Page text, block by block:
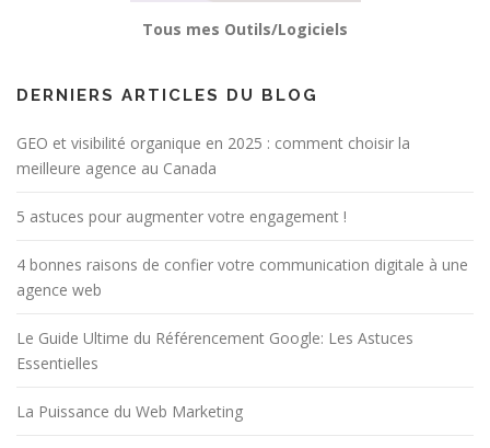
Tous mes Outils/Logiciels
DERNIERS ARTICLES DU BLOG
GEO et visibilité organique en 2025 : comment choisir la
meilleure agence au Canada
5 astuces pour augmenter votre engagement !
4 bonnes raisons de confier votre communication digitale à une
agence web
Le Guide Ultime du Référencement Google: Les Astuces
Essentielles
La Puissance du Web Marketing